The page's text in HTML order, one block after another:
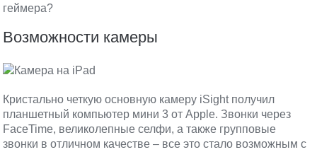
геймера?
Возможности камеры
Кристально четкую основную камеру iSight получил
планшетный компьютер мини 3 от Apple. Звонки через
FaceTime, великолепные селфи, а также групповые
звонки в отличном качестве – все это стало возможным с